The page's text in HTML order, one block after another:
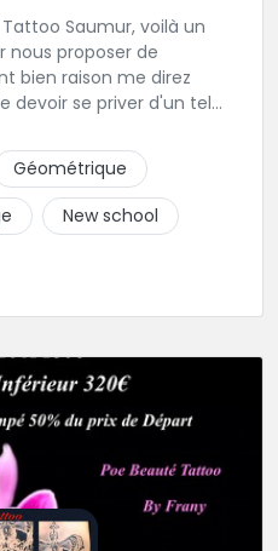
Saumur, voilà un
nous proposer de
bien raison me direz
devoir se priver d'un tel
tout faire et vous
propice à sublimer vos
ville, cadre et ambiance
leurs faire une critique
Géométrique
New school